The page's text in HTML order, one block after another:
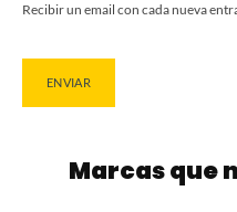
Recibir un email con cada nueva
Marcas que